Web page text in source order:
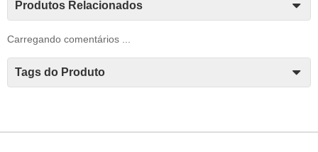
Produtos Relacionados
Carregando comentários ...
Tags do Produto